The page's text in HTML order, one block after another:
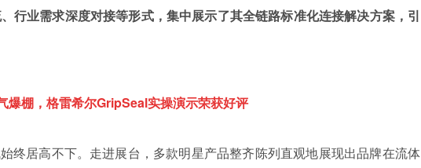
行业需求深度对接等形式，集中展示了其全链路标准化连接解决方案，引
爆棚，格雷希尔GripSeal实操演示荣获好评
终居高不下。走进展台，多款明星产品整齐陈列直观地展现出品牌在流体